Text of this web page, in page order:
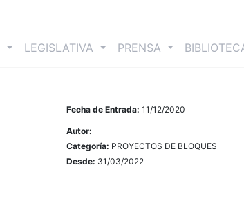
(current)LEGISLATIVA PRENSA
Fecha de Entrada:11/12/2020
Autor:
Categoría: PROYECTOS DE BLOQUES
Desde: 31/03/2022